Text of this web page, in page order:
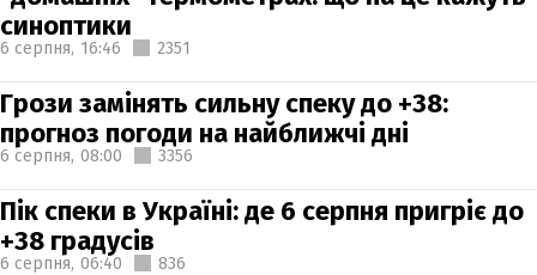
синоптики
6 серпня, 16:46 2351
Грози замінять сильну спеку до +38:
прогноз погоди на найближчі дні
6 серпня, 08:00 3356
Пік спеки в Україні: де 6 серпня пригріє до
+38 градусів
6 серпня, 06:40 836